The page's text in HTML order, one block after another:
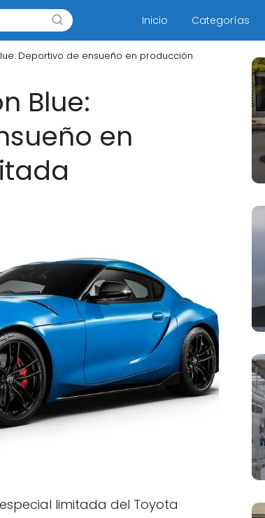
Inicio Categorías
Deportivo de ensueño en producción
Blue:
en
limitada del Toyota